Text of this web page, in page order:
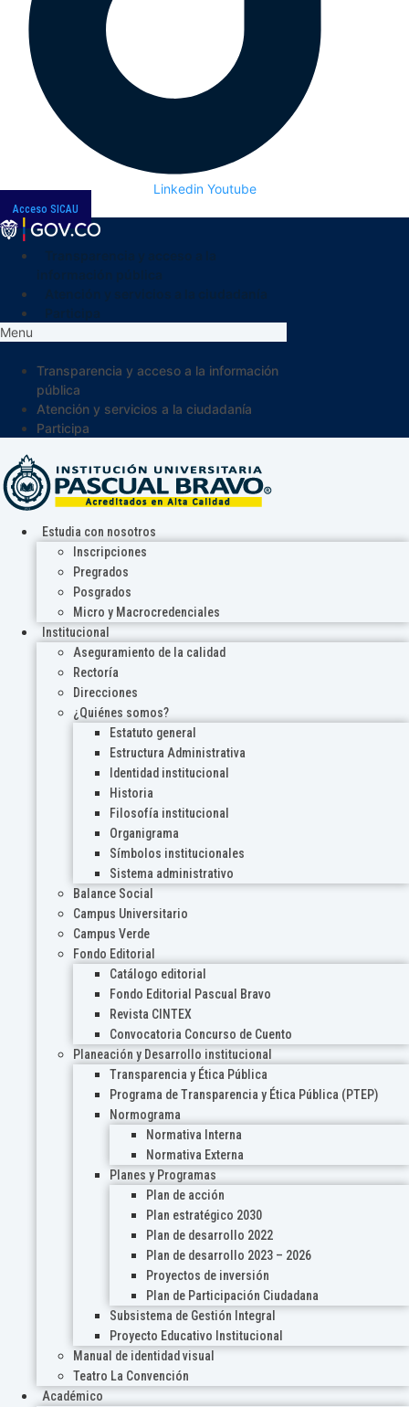
Linkedin Youtube
Acceso SICAU
Menu
Transparencia y acceso a la información
pública
Atención y servicios a la ciudadanía
Participa
Estudia con nosotros
Inscripciones
Pregrados
Posgrados
Micro y Macrocredenciales
Institucional
Aseguramiento de la calidad
Rectoría
Direcciones
¿Quiénes somos?
Estatuto general
Estructura Administrativa
Identidad institucional
Historia
Filosofía institucional
Organigrama
Símbolos institucionales
Sistema administrativo
Balance Social
Campus Universitario
Campus Verde
Fondo Editorial
Catálogo editorial
Fondo Editorial Pascual Bravo
Revista CINTEX
Convocatoria Concurso de Cuento
Planeación y Desarrollo institucional
Transparencia y Ética Pública
Programa de Transparencia y Ética Pública (PTEP)
Normograma
Normativa Interna
Normativa Externa
Planes y Programas
Plan de acción
Plan estratégico 2030
Plan de desarrollo 2022
Plan de desarrollo 2023 – 2026
Proyectos de inversión
Plan de Participación Ciudadana
Subsistema de Gestión Integral
Proyecto Educativo Institucional
Manual de identidad visual
Teatro La Convención
Académico